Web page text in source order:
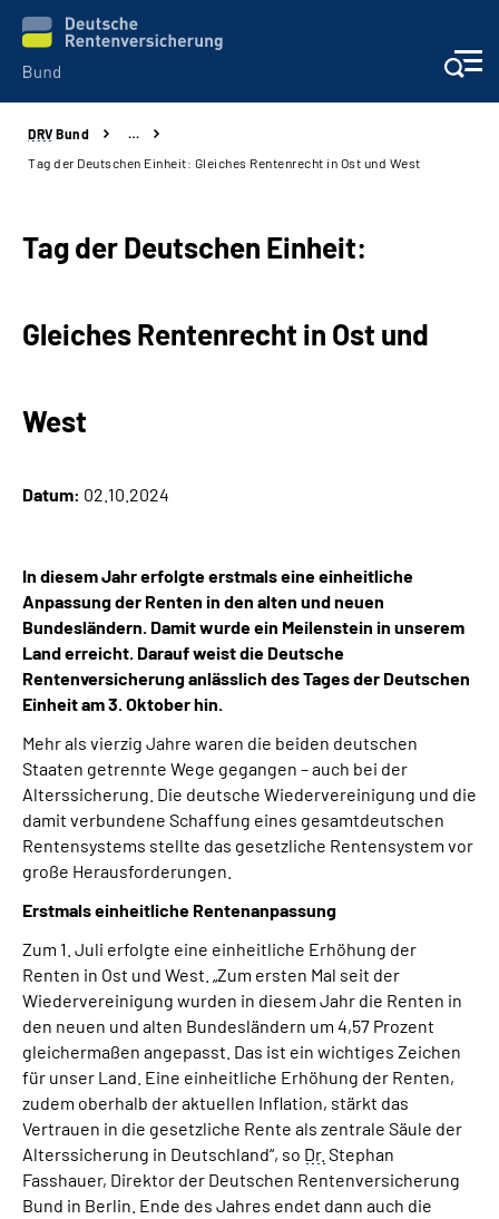
Beratung & Kontakt
Presse
Karriere
Leichte Sprache
Suche
Mein Kundenportal
DRV Bund
…
Tag der Deutschen Einheit: Gleiches Rentenrecht in Ost und West
Tag der Deutschen Einheit:
Gleiches Rentenrecht in Ost und
West
Datum: 02.10.2024
In diesem Jahr erfolgte erstmals eine einheitliche
Anpassung der Renten in den alten und neuen
Bundesländern. Damit wurde ein Meilenstein in unserem
Land erreicht. Darauf weist die Deutsche
Rentenversicherung anlässlich des Tages der Deutschen
Einheit am 3. Oktober hin.
Mehr als vierzig Jahre waren die beiden deutschen
Staaten getrennte Wege gegangen – auch bei der
Alterssicherung. Die deutsche Wiedervereinigung und die
damit verbundene Schaffung eines gesamtdeutschen
Rentensystems stellte das gesetzliche Rentensystem vor
große Herausforderungen.
Erstmals einheitliche Rentenanpassung
Zum 1. Juli erfolgte eine einheitliche Erhöhung der
Renten in Ost und West. „Zum ersten Mal seit der
Wiedervereinigung wurden in diesem Jahr die Renten in
den neuen und alten Bundesländern um 4,57 Prozent
gleichermaßen angepasst. Das ist ein wichtiges Zeichen
für unser Land. Eine einheitliche Erhöhung der Renten,
zudem oberhalb der aktuellen Inflation, stärkt das
Vertrauen in die gesetzliche Rente als zentrale Säule der
Alterssicherung in Deutschland“, so Dr. Stephan
Fasshauer, Direktor der Deutschen Rentenversicherung
Bund in Berlin. Ende des Jahres endet dann auch die